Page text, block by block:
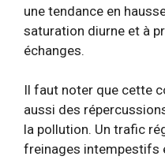
une tendance en
saturation diurne et à
échanges.
Il faut noter que cette
aussi des
la pollution. Un trafic
freinages intempestifs